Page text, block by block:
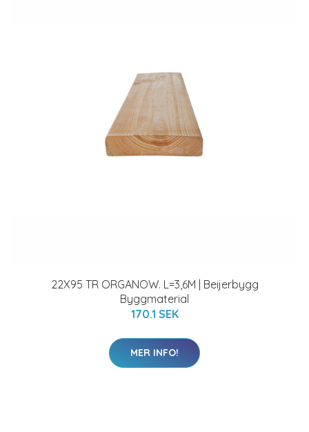
22X95 TR ORGANOW. L=3,6M | Beijerbygg
Byggmaterial
170.1 SEK
MER INFO!